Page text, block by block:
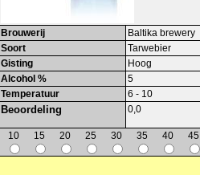
Brouwerij
Baltika brewery
Soort
Tarwebier
Gisting
Hoog
Alcohol %
5
Temperatuur
6 - 10
Beoordeling 0,0
10 15 20 25 30 35 40 45